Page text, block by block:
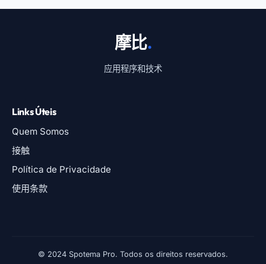
摩比.
应用程序和技术
Links Úteis
Quem Somos
接触
Política de Privacidade
使用条款
© 2024 Spotema Pro. Todos os direitos reservados.